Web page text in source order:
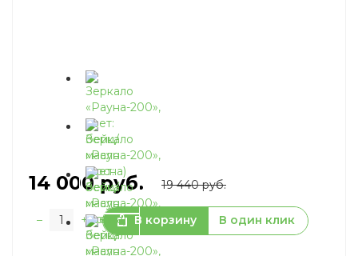
14 000руб. 19 440 руб.
– + В корзину В один клик